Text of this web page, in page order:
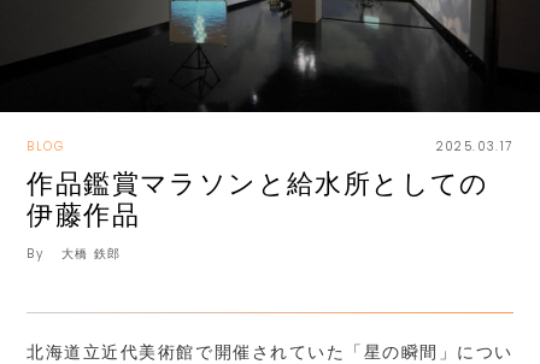
BLOG 2025.03.17
作品鑑賞マラソンと給水所としての
伊藤作品
By 大橋 鉄郎
北海道立近代美術館で開催されていた「星の瞬間」につい